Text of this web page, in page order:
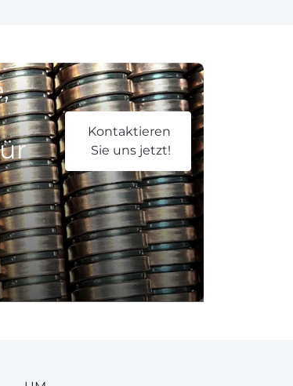
Kontaktieren
Sie uns jetzt!